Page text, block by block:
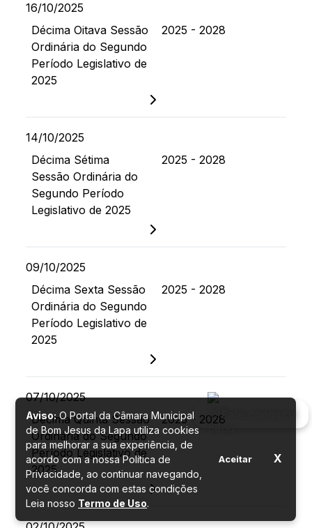
Fale conosco
16/10/2025
Décima Oitava Sessão
Ordinária do Segundo
Período Legislativo de
2025
2025 - 2028
14/10/2025
Décima Sétima
Sessão Ordinária do
Segundo Período
Legislativo de 2025
2025 - 2028
09/10/2025
Décima Sexta Sessão
Ordinária do Segundo
Período Legislativo de
2025
2025 - 2028
07/10/2025
Décima Quinta Sessão
Ordinária do Segundo
Período Legislativo de
2025
2025 - 2028
Aviso:O Portal da Câmara Municipal
de Bom Jesus da Lapa utiliza cookies
para melhorar a sua experiência, de
acordo com a nossa Política de
Privacidade, ao continuar navegando,
você concorda com estas condições
Leia nosso Termo de Uso.
Aceitar X